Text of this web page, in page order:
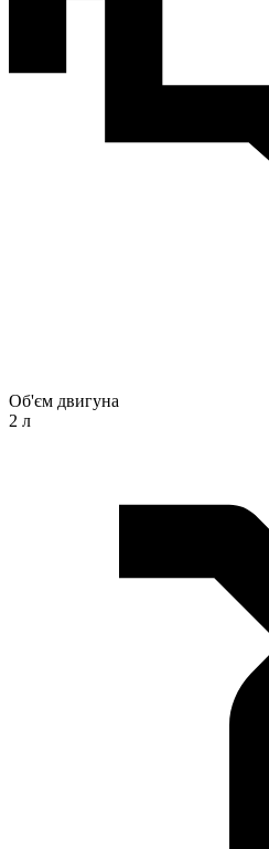
Об'єм двигуна
2 л